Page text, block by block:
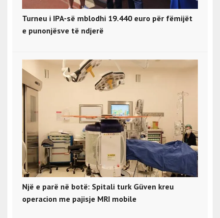
Turneu i IPA-së mblodhi 19.440 euro për fëmijët
e punonjësve të ndjerë
Një e parë në botë: Spitali turk Güven kreu
operacion me pajisje MRI mobile